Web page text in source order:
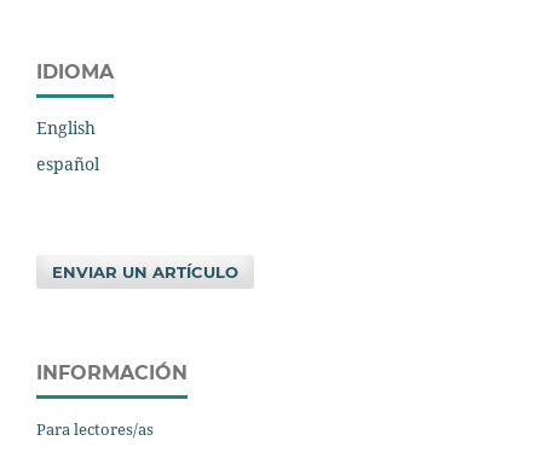
IDIOMA
English
español
ENVIAR UN ARTÍCULO
INFORMACIÓN
Para lectores/as